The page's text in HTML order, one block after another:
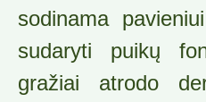
sodinama
sudaryti puikų
gražiai atrodo